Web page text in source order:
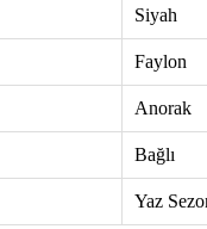
Siyah
Faylon
Anorak
Bağlı
Yaz